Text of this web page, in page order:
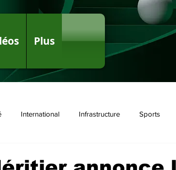
Plus
International Infrastructure Sports